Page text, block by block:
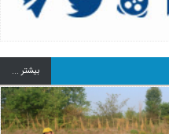
بيشتر ...